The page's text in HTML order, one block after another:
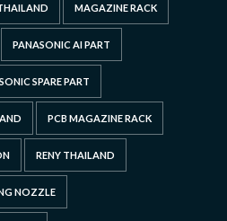
MAGAZINE RACK
PANASONIC AI PART
SPARE PART
PCB MAGAZINE RACK
RENY THAILAND
NOZZLE